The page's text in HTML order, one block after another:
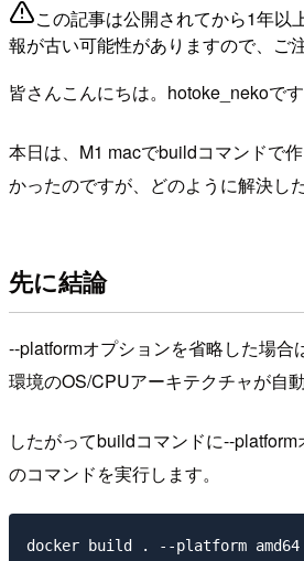
この記事は公開されてから1年以
報が古い可能性がありますので、ご
皆さんこんにちは。hotoke_nekoです
本日は、M1 macでbuildコマンドで
かったのですが、どのように解決し
先に結論
--platformオプションを省略した場合
環境のOS/CPUアーキテクチャが自
したがってbuildコマンドに--
のコマンドを実行します。